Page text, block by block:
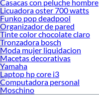
Casacas con peluche hombre
Licuadora oster 700 watts
Funko pop deadpool
Organizador de pared
Tinte color chocolate claro
Tronzadora bosch
Moda mujer liquidacion
Macetas decorativas
Yamaha
Laptop hp core i3
Computadora personal
Moschino